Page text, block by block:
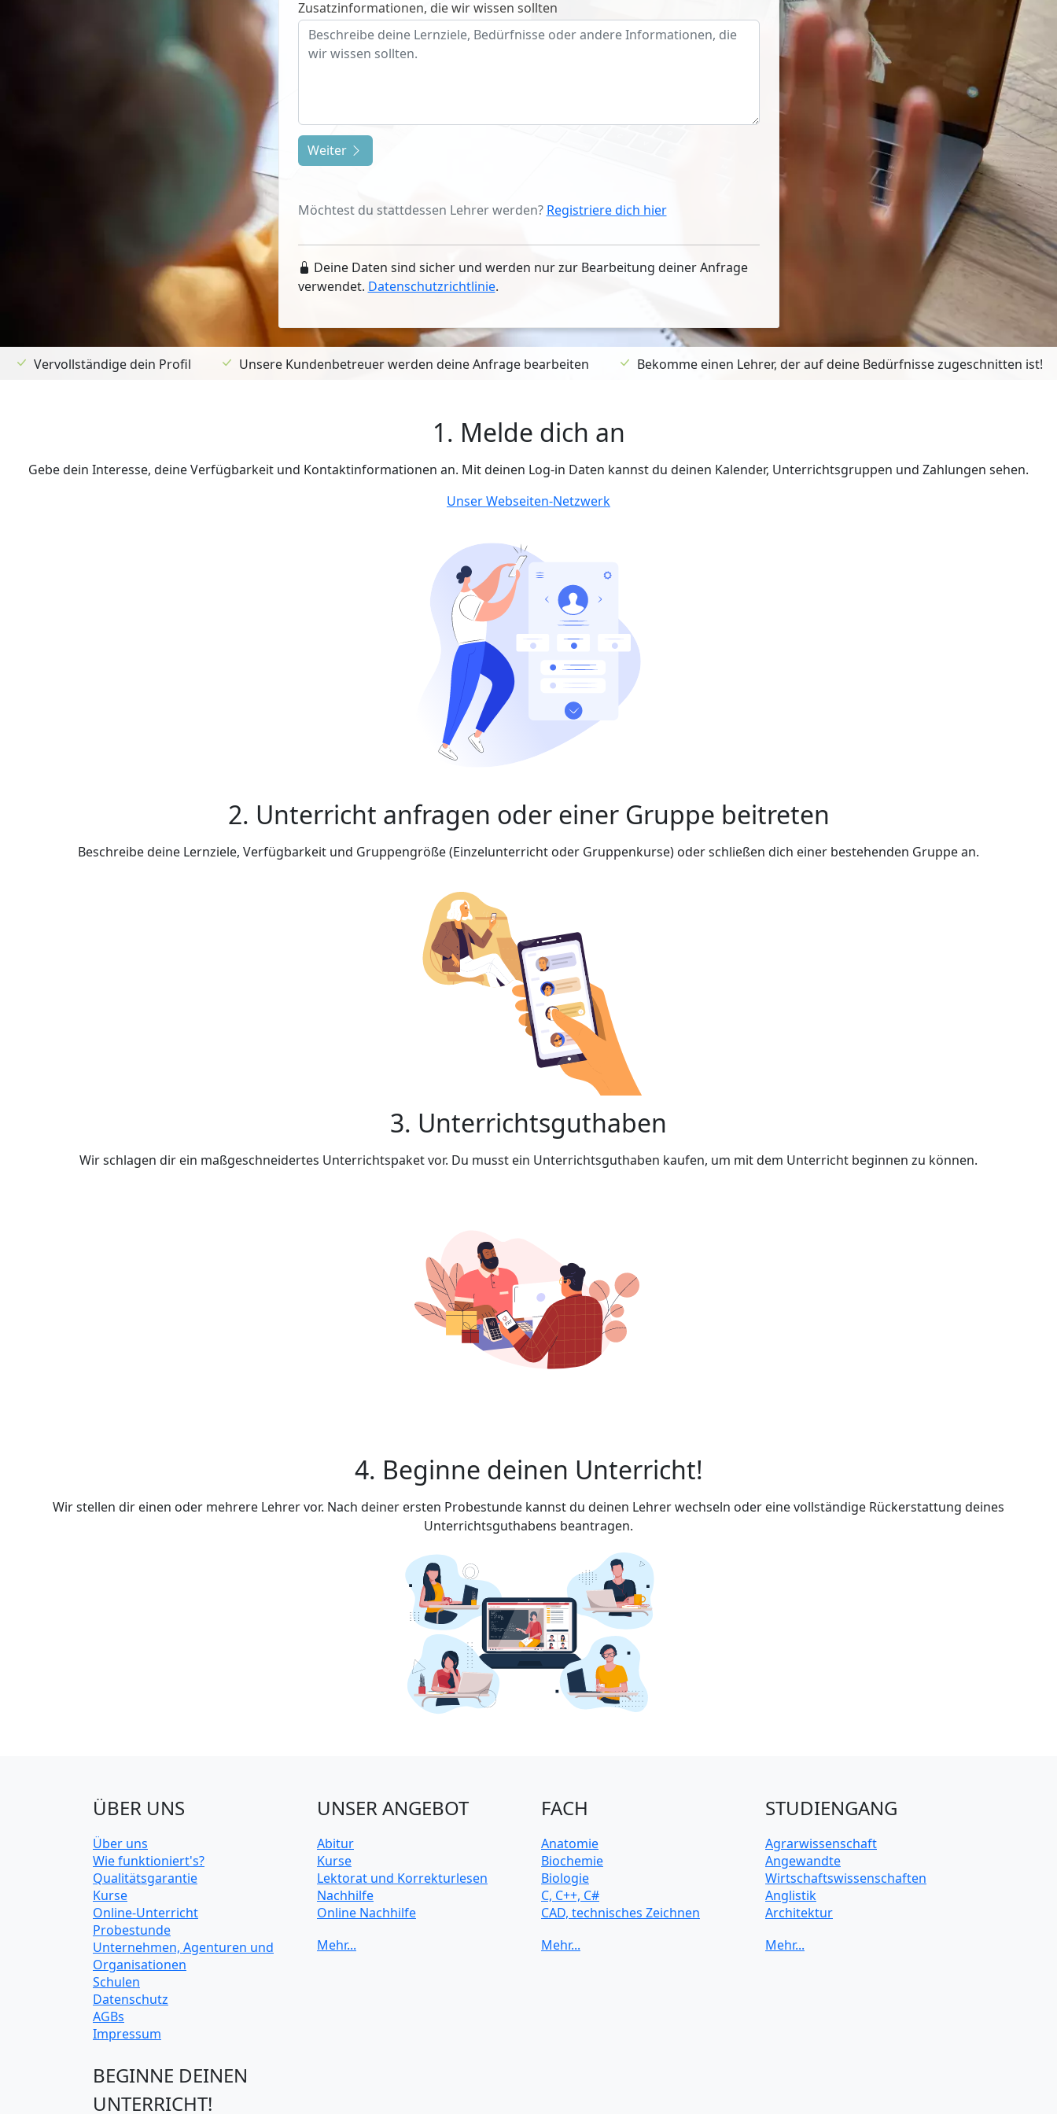
Zusatzinformationen, die wir wissen sollten
Weiter
Möchtest du stattdessen Lehrer werden? Registriere dich hier
Deine Daten sind sicher und werden nur zur Bearbeitung deiner Anfrage
verwendet. Datenschutzrichtlinie.
Vervollständige dein Profil Unsere Kundenbetreuer werden deine Anfrage bearbeiten Bekomme einen Lehrer, der auf deine Bedürfnisse zugeschnitten ist!
1. Melde dich an
Gebe dein Interesse, deine Verfügbarkeit und Kontaktinformationen an. Mit deinen Log-in Daten kannst du deinen Kalender, Unterrichtsgruppen und Zahlungen sehen.
Unser Webseiten-Netzwerk
2. Unterricht anfragen oder einer Gruppe beitreten
Beschreibe deine Lernziele, Verfügbarkeit und Gruppengröße (Einzelunterricht oder Gruppenkurse) oder schließen dich einer bestehenden Gruppe an.
3. Unterrichtsguthaben
Wir schlagen dir ein maßgeschneidertes Unterrichtspaket vor. Du musst ein Unterrichtsguthaben kaufen, um mit dem Unterricht beginnen zu können.
4. Beginne deinen Unterricht!
Wir stellen dir einen oder mehrere Lehrer vor. Nach deiner ersten Probestunde kannst du deinen Lehrer wechseln oder eine vollständige Rückerstattung deines
Unterrichtsguthabens beantragen.
ÜBER UNS
Über uns
Wie funktioniert's?
Qualitätsgarantie
Kurse
Online-Unterricht
Probestunde
Unternehmen, Agenturen und
Organisationen
Schulen
Datenschutz
AGBs
Impressum
BEGINNE DEINEN
UNTERRICHT!
UNSER ANGEBOT
Abitur
Kurse
Lektorat und Korrekturlesen
Nachhilfe
Online Nachhilfe
FACH
Anatomie
Biochemie
Biologie
C, C++, C#
CAD, technisches Zeichnen
Computerarchitektur
STUDIENGANG
Agrarwissenschaft
Angewandte
Wirtschaftswissenschaften
Anglistik
Architektur
Betriebswirtschaft BWL